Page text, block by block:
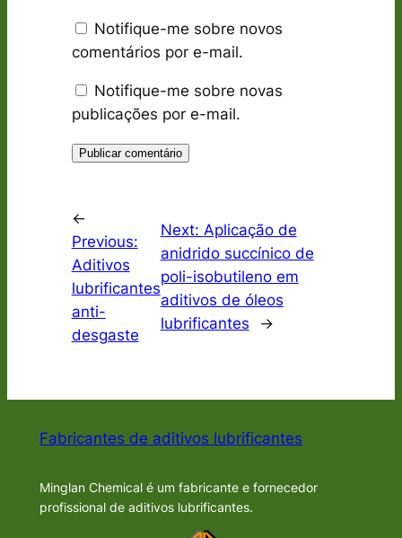
Notifique-me sobre novos
comentários por e-mail.
Notifique-me sobre novas
publicações por e-mail.
←
Previous:
Aditivos
lubrificantes
anti-
desgaste
Next: Aplicação de
anidrido succínico de
poli-isobutileno em
aditivos de óleos
lubrificantes
→
Fabricantes de aditivos lubrificantes
Minglan Chemical é um fabricante e fornecedor
profissional de aditivos lubrificantes.